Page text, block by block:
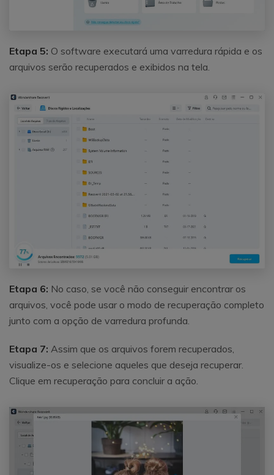
Etapa 5: O software executará uma varredura rápida e os
arquivos serão recuperados e exibidos na tela.
Etapa 6: No caso, se você não conseguir encontrar os
arquivos, você pode usar o modo de recuperação completo
junto com a opção de varredura profunda.
Etapa 7: Assim que os arquivos forem recuperados,
visualize-os e selecione aqueles que deseja recuperar.
Clique em recuperação para concluir a ação.